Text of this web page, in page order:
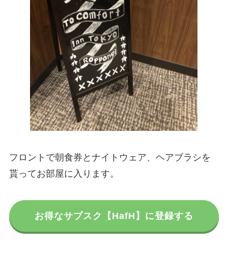
フロントで朝食券とナイトウェア、ヘアブラシを
貰ってお部屋に入ります。
お得なサブスク【HafH】に登録する